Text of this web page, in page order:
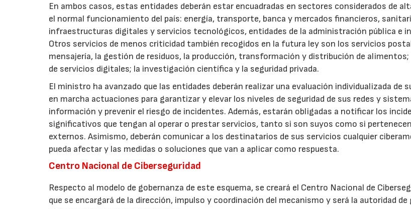
En ambos casos, estas entidades deberán estar encuadradas en sectores considerados de
el normal funcionamiento del país: energía, transporte, banca y mercados financieros,
infraestructuras digitales y servicios tecnológicos, entidades de la administración pública e
Otros servicios de menos criticidad también recogidos en la futura ley son los servicios
mensajería, la gestión de residuos, la producción, transformación y distribución de alimentos;
de servicios digitales; la investigación científica y la seguridad privada.
El ministro ha avanzado que las entidades deberán realizar una evaluación individualizada de
en marcha actuaciones para garantizar y elevar los niveles de seguridad de sus redes y
información y prevenir el riesgo de incidentes. Además, estarán obligadas a notificar los
significativos que tengan al operar o prestar servicios, tanto si son suyos como si
externos. Asimismo, deberán comunicar a los destinatarios de sus servicios cualquier
pueda afectar y las medidas o soluciones que van a aplicar como respuesta.
Centro Nacional de Ciberseguridad
Respecto al modelo de gobernanza de este esquema, se creará el Centro Nacional de
que se encargará de la dirección, impulso y coordinación del mecanismo y será la autoridad